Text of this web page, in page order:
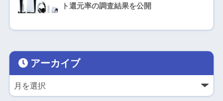
ト還元率の調査結果を公開
アーカイブ